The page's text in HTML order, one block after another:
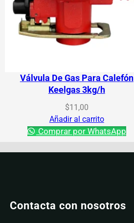
Válvula De Gas Para Calefón
Keelgas 3kg/h
$11,00
Añadir al carrito
Comprar por WhatsApp
Contacta con nosotros